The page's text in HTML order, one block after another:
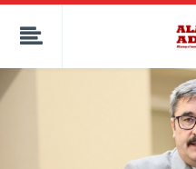
kaçak bahis
deneme bonusu
canlı bahis siteleri
deneme bonusu veren siteler